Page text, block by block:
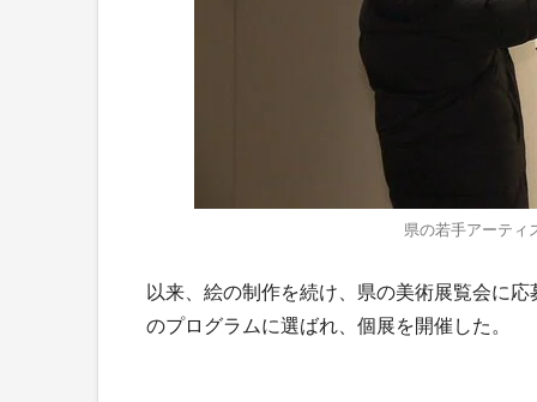
県の若手アーティ
以来、絵の制作を続け、県の美術展覧会に
のプログラムに選ばれ、個展を開催した。